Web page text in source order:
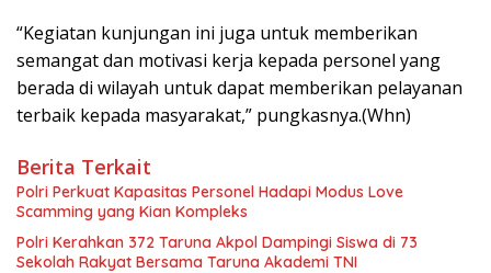
“Kegiatan kunjungan ini juga untuk memberikan
semangat dan motivasi kerja kepada personel yang
berada di wilayah untuk dapat memberikan pelayanan
terbaik kepada masyarakat,” pungkasnya.(Whn)
Berita Terkait
Polri Perkuat Kapasitas Personel Hadapi Modus Love
Scamming yang Kian Kompleks
Polri Kerahkan 372 Taruna Akpol Dampingi Siswa di 73
Sekolah Rakyat Bersama Taruna Akademi TNI